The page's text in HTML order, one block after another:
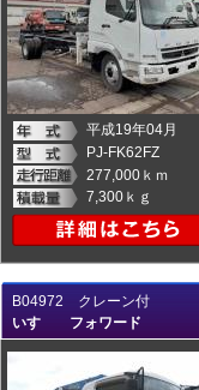
平成19年04月
PJ-FK62FZ
277,000ｋｍ
7,300ｋｇ
B04972 クレーン付
いすゞ フォワード